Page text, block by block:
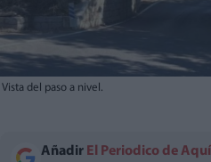
Vista del paso a nivel.
Añadir El Periodico de Aquí